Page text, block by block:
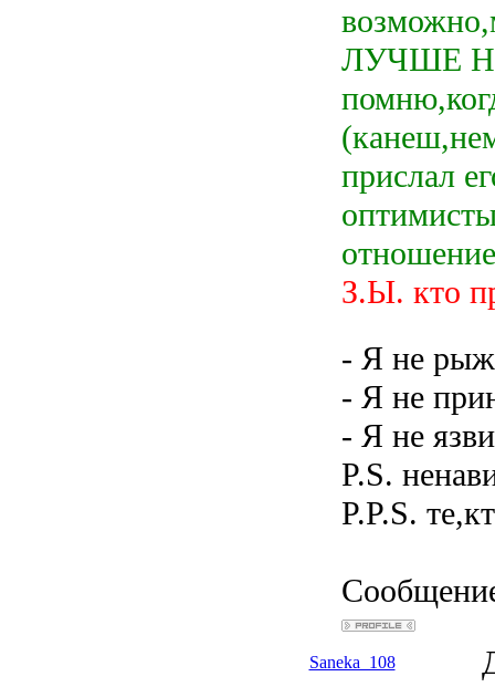
ЛУЧШЕ
прислал
З.Ы. кто
- Я не
- Я не
- Я не
P.S.
P.P.S.
Saneka_108